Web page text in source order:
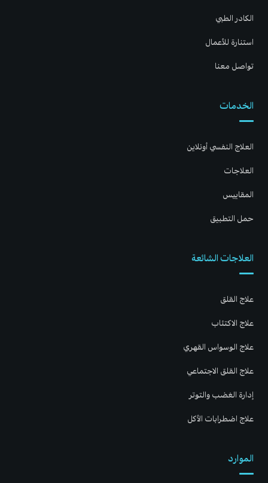
الكادر الطبي
استنارة للأعمال
تواصل معنا
الخدمات
العلاج النفسي أونلاين
العلاجات
المقاييس
حمل التطبيق
العلاجات الشائعة
علاج القلق
علاج الاكتئاب
علاج الوسواس القهري
علاج القلق الاجتماعي
إدارة الغضب والتوتر
علاج اضطرابات الأكل
الموارد